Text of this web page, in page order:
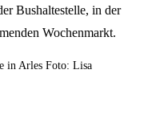
Bushaltestelle, in der
Wochenmarkt.